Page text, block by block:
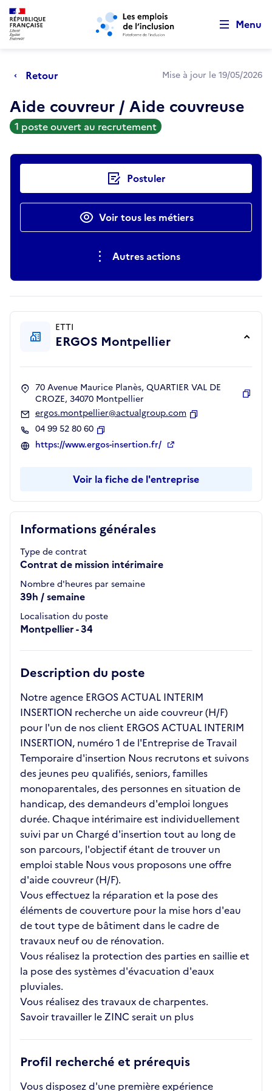
Aller au menu principal Aller au contenu principal
Menu
Retour Mise à jour le 19/05/2026
Aide couvreur / Aide couvreuse
1 poste ouvert au recrutement
Actions rapides Postuler
Voir tous les métiers
Autres actions
Informations générales
Type de contrat
Contrat de mission intérimaire
Nombre d'heures par semaine
39h / semaine
Localisation du poste
Montpellier - 34
Description du poste
Notre agence ERGOS ACTUAL INTERIM
INSERTION recherche un aide couvreur (H/F)
pour l'un de nos client ERGOS ACTUAL INTERIM
INSERTION, numéro 1 de l'Entreprise de Travail
Temporaire d'insertion Nous recrutons et suivons
des jeunes peu qualifiés, seniors, familles
monoparentales, des personnes en situation de
handicap, des demandeurs d'emploi longues
durée. Chaque intérimaire est individuellement
suivi par un Chargé d'insertion tout au long de
son parcours, l'objectif étant de trouver un
emploi stable Nous vous proposons une offre
d'aide couvreur (H/F).
Vous effectuez la réparation et la pose des
éléments de couverture pour la mise hors d'eau
de tout type de bâtiment dans le cadre de
travaux neuf ou de rénovation.
Vous réalisez la protection des parties en saillie et
la pose des systèmes d'évacuation d'eaux
pluviales.
Vous réalisez des travaux de charpentes.
Savoir travailler le ZINC serait un plus
Profil recherché et prérequis
Vous disposez d'une première expérience
ETTI
ERGOS Montpellier
70 Avenue Maurice Planès, QUARTIER VAL DE
CROZE, 34070 Montpellier
ergos.montpellier@actualgroup.com
04 99 52 80 60
Copier
https://www.ergos-insertion.fr/
Voir la fiche de l'entreprise
Retour au début de la page
Panneau de gestion des cookies